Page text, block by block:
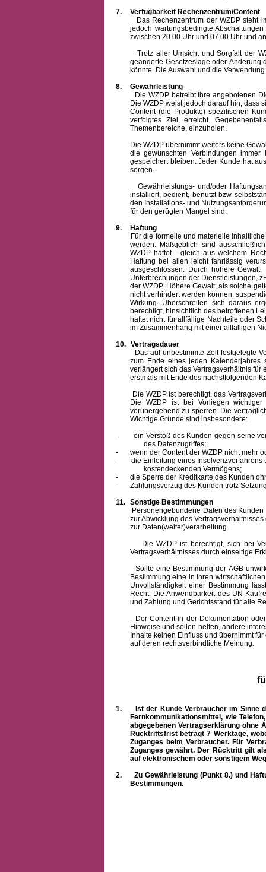
7.
Verfügbarkeit Rechenzentrum/Content
Das Rechenzentrum der WZDP steht im
jedoch wartungsbedingte
zwischen 20.00 Uhr und 07.00 Uhr und
Trotz aller Umsicht und Sorgfalt der
geänderte Gesetzeslage oder Änderung
könnte. Die Auswahl und die
8.
Gewährleistung
Die WZDP betreibt ihre angebotenen
Die WZDP weist jedoch darauf hin, dass
Content (die Produkte) spezifischen
verfolgtes Ziel, erreicht.
Themenbereiche, einzuholen.
Die WZDP übernimmt weiters keine
die gewünschten Verbindungen
gespeichert bleiben. Jeder Kunde hat
sorgen.
Gewährleistungs- und/oder
installiert, bedient, benutzt bzw
den Installations- und
für den gerügten Mangel sind.
9.
Haftung
Für die formelle und materielle
werden. Maßgeblich sind
WZDP haftet - gleich aus welchem
Haftung bei allen leicht fahrlässig
ausgeschlossen. Durch höhere
Unterbrechungen der Dienstleistungen,
der WZDP. Höhere Gewalt, als solche
nicht verhindert werden können,
Wirkung. Überschreiten sich daraus
berechtigt, hinsichtlich des betroffenen
haftet nicht für allfällige Nachteile oder
im Zusammenhang mit einer allfälligen
10. Vertragsdauer
Das auf unbestimmte Zeit festgelegte
zum Ende eines jeden Kalenderjahres
verlängert sich das Vertragsverhältnis
erstmals mit Ende des nächstfolgenden
Die WZDP ist berechtigt, das
Die WZDP ist bei Vorliegen
vorübergehend zu sperren. Die
Wichtige Gründe sind insbesondere:
-
ein Verstoß des Kunden gegen seine
des Datenzugriffes;
-
wenn der Content der WZDP nicht mehr
-
die Einleitung eines
kostendeckenden Vermögens;
-
die Sperre der Kreditkarte des Kunden
-
Zahlungsverzug des Kunden trotz
11. Sonstige Bestimmungen
Personengebundene Daten des Kunden
zur Abwicklung des
zur Daten(weiter)verarbeitung.
Die WZDP ist berechtigt, sich bei
Vertragsverhältnisses durch einseitige
Sollte eine Bestimmung der AGB
Bestimmung eine in ihren
Unvollständigkeit einer Bestimmung
Recht. Die Anwendbarkeit des UN-
und Zahlung und Gerichtsstand für alle
Der Content in der Dokumentation oder
Hinweise und sollen helfen, andere
Inhalte keinen Einfluss und übernimmt
auf deren rechtsverbindliche Meinung.
1.
Ist der Kunde Verbraucher im Sinne
Fernkommunikationsmittel, wie
abgegebenen Vertragserklärung ohne
Rücktrittsfrist beträgt 7 Werktage,
Zuganges beim Verbraucher. Für
Zuganges gewährt. Der Rücktritt gilt
auf elektronischem oder sonstigem
2.
Zu Gewährleistung (Punkt 8.) und
Bestimmungen.